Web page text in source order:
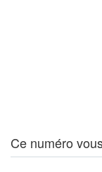
Ce numéro